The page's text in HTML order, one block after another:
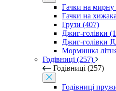
Гачки на мирну
Гачки на
Грузи (407)
Джиг-голівки
Джиг-голівки
Мормишка
Годівниці (257)
Годівниці (257)
Годівниці